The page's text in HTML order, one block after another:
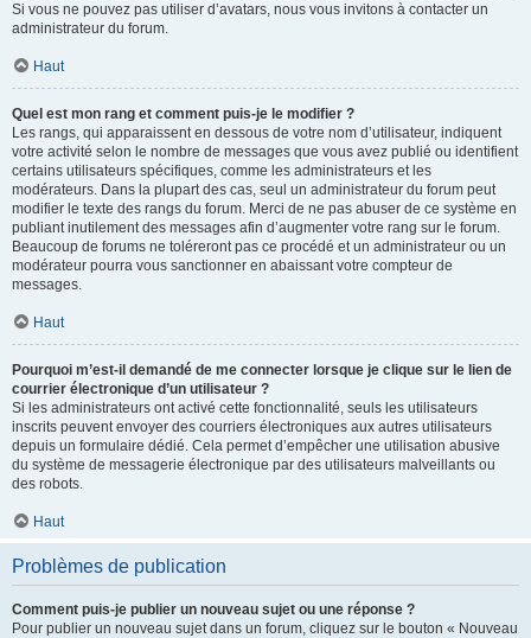
Si vous ne pouvez pas utiliser d’avatars, nous vous invitons à contacter un
administrateur du forum.
Haut
Quel est mon rang et comment puis-je le modifier ?
Les rangs, qui apparaissent en dessous de votre nom d’utilisateur, indiquent
votre activité selon le nombre de messages que vous avez publié ou identifient
certains utilisateurs spécifiques, comme les administrateurs et les
modérateurs. Dans la plupart des cas, seul un administrateur du forum peut
modifier le texte des rangs du forum. Merci de ne pas abuser de ce système en
publiant inutilement des messages afin d’augmenter votre rang sur le forum.
Beaucoup de forums ne toléreront pas ce procédé et un administrateur ou un
modérateur pourra vous sanctionner en abaissant votre compteur de
messages.
Haut
Pourquoi m’est-il demandé de me connecter lorsque je clique sur le lien de
courrier électronique d’un utilisateur ?
Si les administrateurs ont activé cette fonctionnalité, seuls les utilisateurs
inscrits peuvent envoyer des courriers électroniques aux autres utilisateurs
depuis un formulaire dédié. Cela permet d’empêcher une utilisation abusive
du système de messagerie électronique par des utilisateurs malveillants ou
des robots.
Haut
Problèmes de publication
Comment puis-je publier un nouveau sujet ou une réponse ?
Pour publier un nouveau sujet dans un forum, cliquez sur le bouton « Nouveau